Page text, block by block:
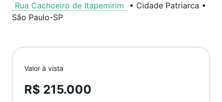
Rua Cachoeiro de Itapemirim • Cidade Patriarca •
São Paulo-SP
Valor à vista
R$ 215.000